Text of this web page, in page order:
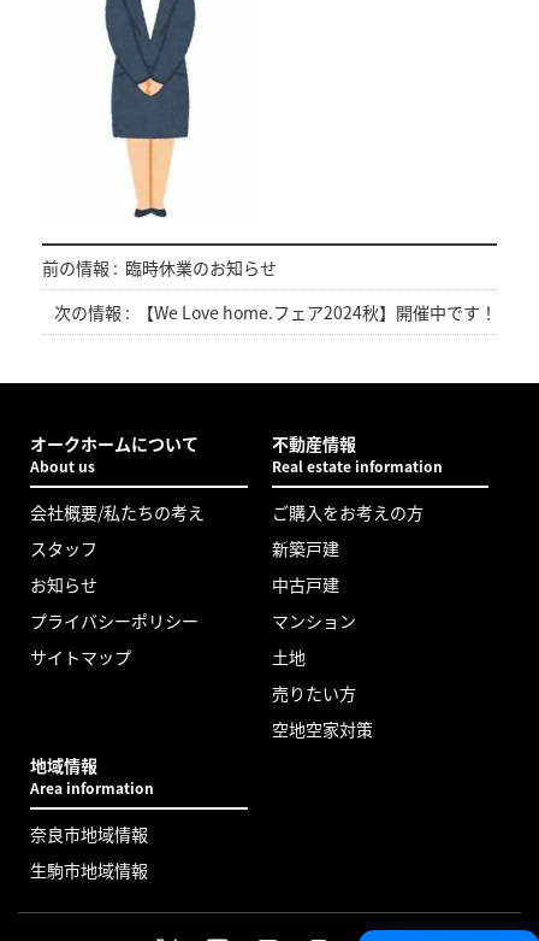
前の情報 : 臨時休業のお知らせ
次の情報 :
【We Love home.フェア2024秋】開催中です！
オークホームについて
About us
会社概要/私たちの考え
スタッフ
お知らせ
プライバシーポリシー
サイトマップ
不動産情報
Real estate information
ご購入をお考えの方
新築戸建
中古戸建
マンション
土地
売りたい方
空地空家対策
地域情報
Area information
奈良市地域情報
生駒市地域情報